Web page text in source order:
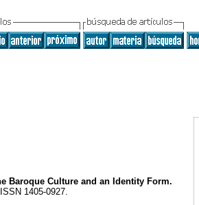
Baroque Culture and an Identity Form.
1405-0927.